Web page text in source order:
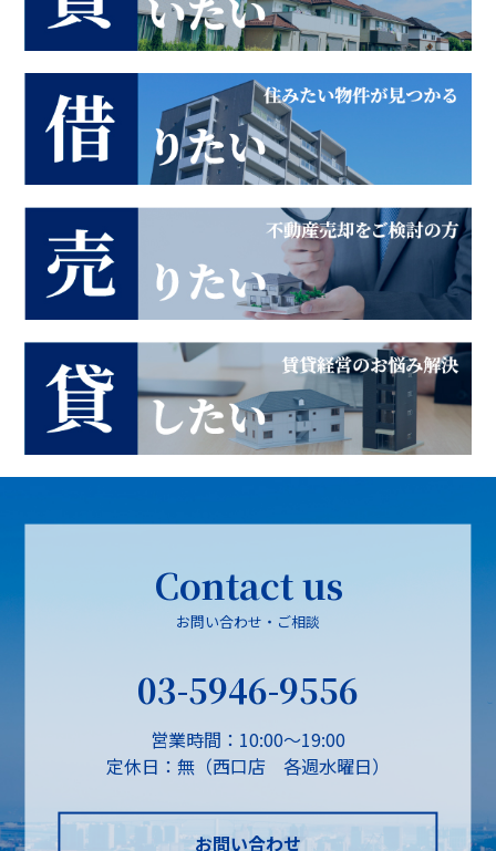
Contact us
お問い合わせ・ご相談
03-5946-9556
営業時間：10:00～19:00
定休日：無（西口店 各週水曜日）
お問い合わせ